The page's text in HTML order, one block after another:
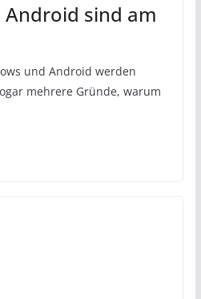
sind am
und Android werden
mehrere Gründe, warum